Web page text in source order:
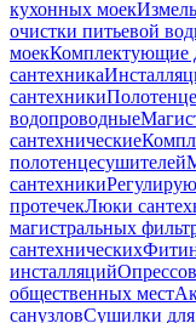
кухонных моек
очистки питьевой
моекКомплектующие
сантехника
сантехники
водопроводные
сантехнические
полотенцесушителей
сантехники
протечекЛюки
магистральных
сантехнических
инсталляций
общественных мест
санузловСушилки